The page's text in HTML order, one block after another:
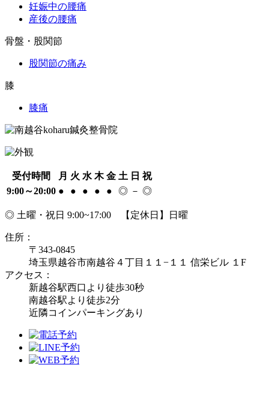
妊娠中の腰痛
産後の腰痛
骨盤・股関節
股関節の痛み
膝
膝痛
受付時間 月 火 水 木 金 土 日 祝
9:00～20:00 ● ● ● ● ● ◎ － ◎
◎ 土曜・祝日 9:00~17:00 【定休日】日曜
住所：
〒343-0845
埼玉県越谷市南越谷４丁目１１−１１ 信栄ビル １F
アクセス：
新越谷駅西口より徒歩30秒
南越谷駅より徒歩2分
近隣コインパーキングあり